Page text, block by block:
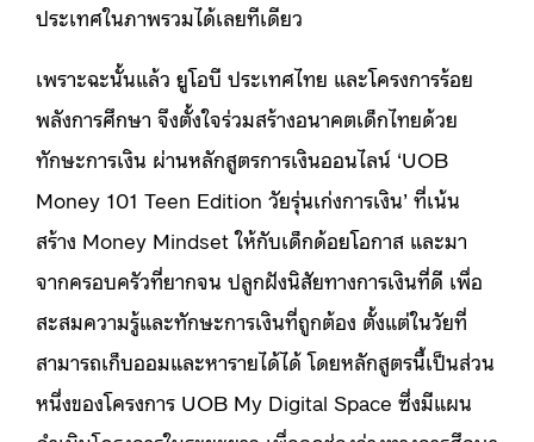
ประเทศในภาพรวมได้เลยทีเดียว
เพราะฉะนั้นแล้ว ยูโอบี ประเทศไทย และโครงการร้อย
พลังการศึกษา จึงตั้งใจร่วมสร้างอนาคตเด็กไทยด้วย
ทักษะการเงิน ผ่านหลักสูตรการเงินออนไลน์ ‘UOB
Money 101 Teen Edition วัยรุ่นเก่งการเงิน’ ที่เน้น
สร้าง Money Mindset ให้กับเด็กด้อยโอกาส และมา
จากครอบครัวที่ยากจน ปลูกฝังนิสัยทางการเงินที่ดี เพื่อ
สะสมความรู้และทักษะการเงินที่ถูกต้อง ตั้งแต่ในวัยที่
สามารถเก็บออมและหารายได้ได้ โดยหลักสูตรนี้เป็นส่วน
หนึ่งของโครงการ UOB My Digital Space ซึ่งมีแผน